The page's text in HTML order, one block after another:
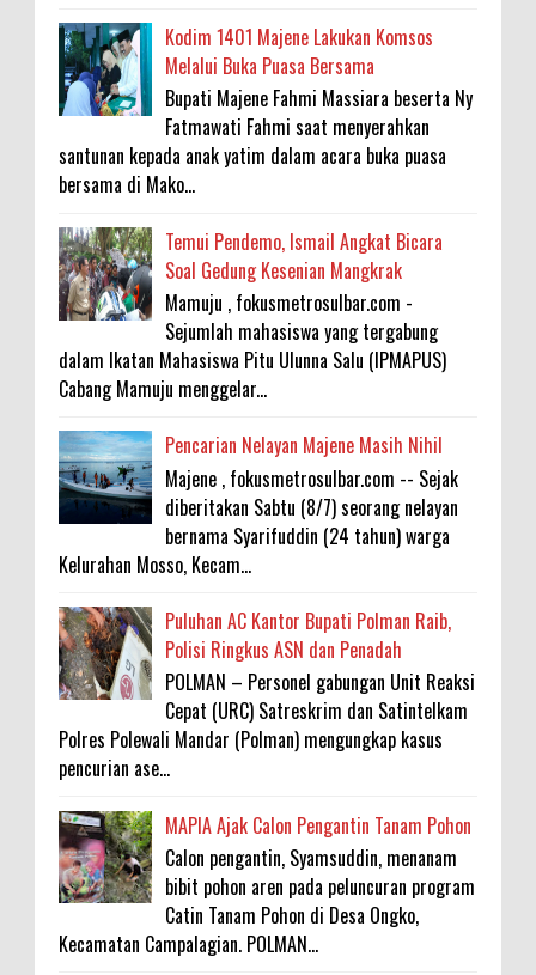
Kodim 1401 Majene Lakukan Komsos
Melalui Buka Puasa Bersama
Bupati Majene Fahmi Massiara beserta Ny
Fatmawati Fahmi saat menyerahkan
santunan kepada anak yatim dalam acara buka puasa
bersama di Mako...
Temui Pendemo, Ismail Angkat Bicara
Soal Gedung Kesenian Mangkrak
Mamuju , fokusmetrosulbar.com -
Sejumlah mahasiswa yang tergabung
dalam Ikatan Mahasiswa Pitu Ulunna Salu (IPMAPUS)
Cabang Mamuju menggelar...
Pencarian Nelayan Majene Masih Nihil
Majene , fokusmetrosulbar.com -- Sejak
diberitakan Sabtu (8/7) seorang nelayan
bernama Syarifuddin (24 tahun) warga
Kelurahan Mosso, Kecam...
Puluhan AC Kantor Bupati Polman Raib,
Polisi Ringkus ASN dan Penadah
POLMAN – Personel gabungan Unit Reaksi
Cepat (URC) Satreskrim dan Satintelkam
Polres Polewali Mandar (Polman) mengungkap kasus
pencurian ase...
MAPIA Ajak Calon Pengantin Tanam Pohon
Calon pengantin, Syamsuddin, menanam
bibit pohon aren pada peluncuran program
Catin Tanam Pohon di Desa Ongko,
Kecamatan Campalagian. POLMAN...